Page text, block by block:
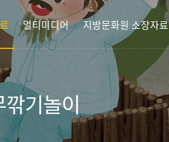
멀티미디어 지방문화원 소장자료
기놀이